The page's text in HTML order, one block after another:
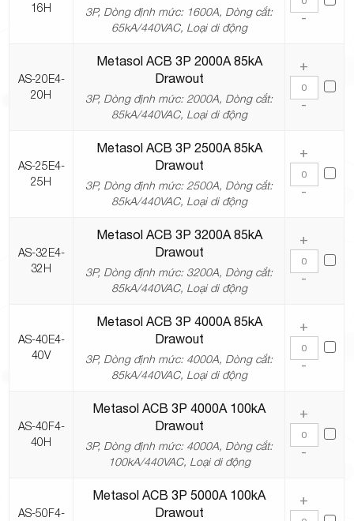
16H
3P, Dòng định mức: 1600A, Dòng cắt:
65kA/440VAC, Loại di động
-
AS-20E4-
20H
Metasol ACB 3P 2000A 85kA
Drawout
3P, Dòng định mức: 2000A, Dòng cắt:
85kA/440VAC, Loại di động
+
-
AS-25E4-
25H
Metasol ACB 3P 2500A 85kA
Drawout
3P, Dòng định mức: 2500A, Dòng cắt:
85kA/440VAC, Loại di động
+
-
AS-32E4-
32H
Metasol ACB 3P 3200A 85kA
Drawout
3P, Dòng định mức: 3200A, Dòng cắt:
85kA/440VAC, Loại di động
+
-
AS-40E4-
40V
Metasol ACB 3P 4000A 85kA
Drawout
3P, Dòng định mức: 4000A, Dòng cắt:
85kA/440VAC, Loại di động
+
-
AS-40F4-
40H
Metasol ACB 3P 4000A 100kA
Drawout
3P, Dòng định mức: 4000A, Dòng cắt:
100kA/440VAC, Loại di động
+
-
AS-50F4-
Metasol ACB 3P 5000A 100kA
Drawout
+